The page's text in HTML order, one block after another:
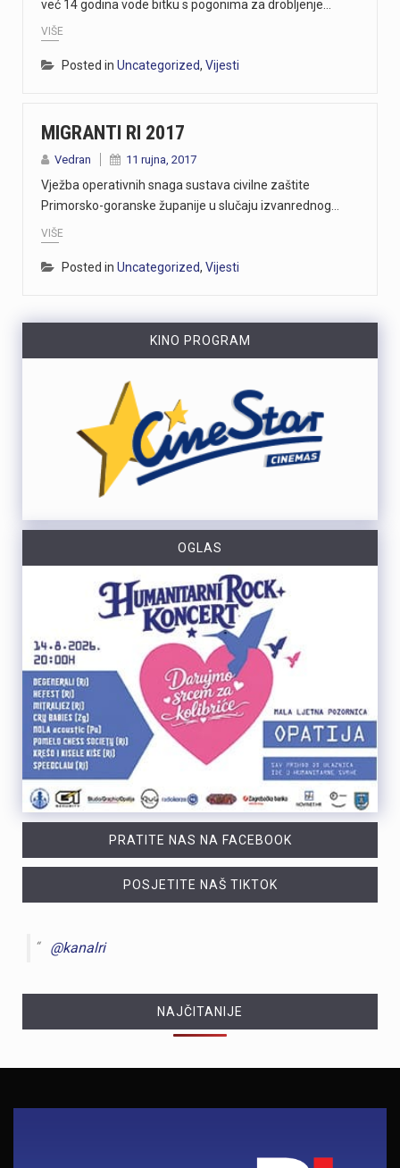
već 14 godina vode bitku s pogonima za drobljenje…
VIŠE
Posted in Uncategorized, Vijesti
MIGRANTI RI 2017
Vedran 11 rujna, 2017
Vježba operativnih snaga sustava civilne zaštite
Primorsko-goranske županije u slučaju izvanrednog…
VIŠE
Posted in Uncategorized, Vijesti
KINO PROGRAM
OGLAS
PRATITE NAS NA FACEBOOK
POSJETITE NAŠ TIKTOK
@kanalri
NAJČITANIJE